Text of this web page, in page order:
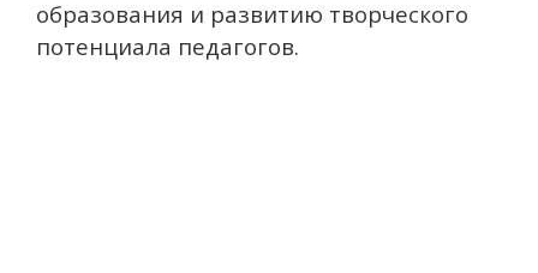
образования и развитию творческого
потенциала педагогов.